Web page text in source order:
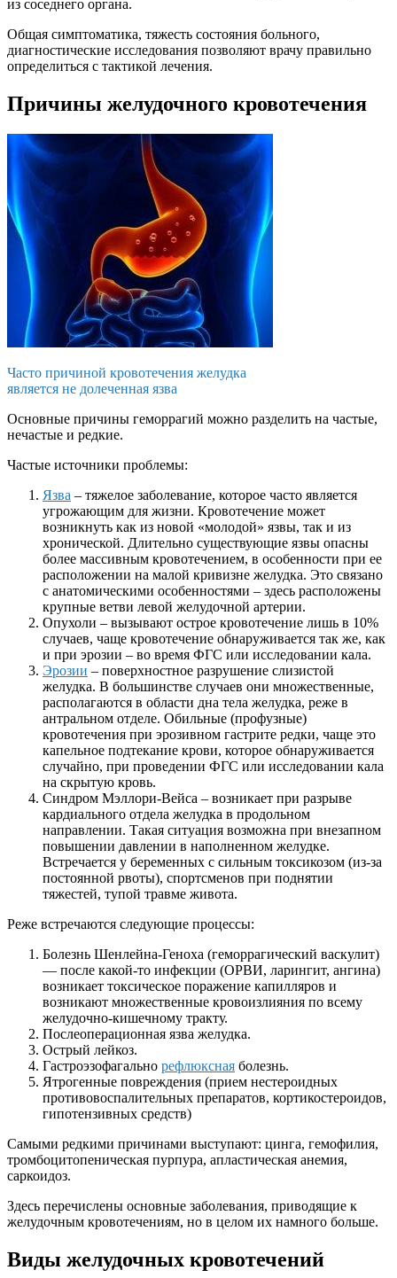
из соседнего органа.
Общая симптоматика, тяжесть состояния больного,
диагностические исследования позволяют врачу правильно
определиться с тактикой лечения.
Причины желудочного кровотечения
Часто причиной кровотечения желудка
является не долеченная язва
Основные причины геморрагий можно разделить на частые,
нечастые и редкие.
Частые источники проблемы:
Язва – тяжелое заболевание, которое часто является
угрожающим для жизни. Кровотечение может
возникнуть как из новой «молодой» язвы, так и из
хронической. Длительно существующие язвы опасны
более массивным кровотечением, в особенности при ее
расположении на малой кривизне желудка. Это связано
с анатомическими особенностями – здесь расположены
крупные ветви левой желудочной артерии.
Опухоли – вызывают острое кровотечение лишь в 10%
случаев, чаще кровотечение обнаруживается так же, как
и при эрозии – во время ФГС или исследовании кала.
Эрозии – поверхностное разрушение слизистой
желудка. В большинстве случаев они множественные,
располагаются в области дна тела желудка, реже в
антральном отделе. Обильные (профузные)
кровотечения при эрозивном гастрите редки, чаще это
капельное подтекание крови, которое обнаруживается
случайно, при проведении ФГС или исследовании кала
на скрытую кровь.
Синдром Мэллори-Вейса – возникает при разрыве
кардиального отдела желудка в продольном
направлении. Такая ситуация возможна при внезапном
повышении давлении в наполненном желудке.
Встречается у беременных с сильным токсикозом (из-за
постоянной рвоты), спортсменов при поднятии
тяжестей, тупой травме живота.
Реже встречаются следующие процессы:
Болезнь Шенлейна-Геноха (геморрагический васкулит)
— после какой-то инфекции (ОРВИ, ларингит, ангина)
возникает токсическое поражение капилляров и
возникают множественные кровоизлияния по всему
желудочно-кишечному тракту.
Послеоперационная язва желудка.
Острый лейкоз.
Гастроэзофагально рефлюксная болезнь.
Ятрогенные повреждения (прием нестероидных
противовоспалительных препаратов, кортикостероидов,
гипотензивных средств)
Самыми редкими причинами выступают: цинга, гемофилия,
тромбоцитопеническая пурпура, апластическая анемия,
саркоидоз.
Здесь перечислены основные заболевания, приводящие к
желудочным кровотечениям, но в целом их намного больше.
Виды желудочных кровотечений